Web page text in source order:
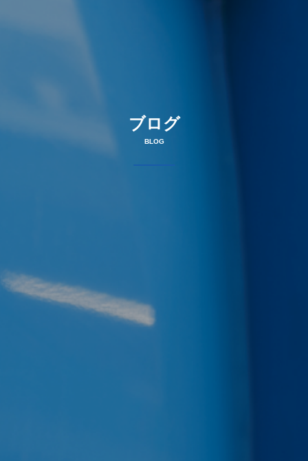
ブログ
BLOG